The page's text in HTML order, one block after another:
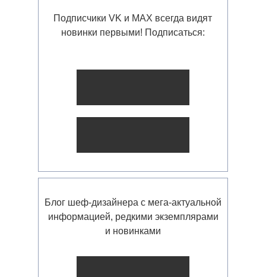
Блог шеф-дизайнера с мега-актуальной
информацией, редкими экземплярами
и новинками
Подписчики VK и MAX всегда видят
новинки первыми! Подписаться: